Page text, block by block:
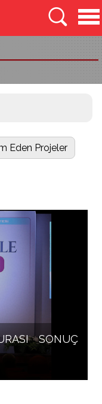
Eden Projeler
SONUÇ